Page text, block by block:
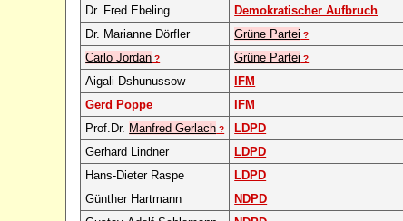
Dr. Fred Ebeling
Demokratischer Aufbruch
Dr. Marianne Dörfler
Grüne Partei ?
Carlo Jordan ? Grüne Partei ?
Aigali Dshunussow
IFM
Gerd Poppe
IFM
Prof.Dr. Manfred Gerlach ?
LDPD
Gerhard Lindner
LDPD
Hans-Dieter Raspe
LDPD
Günther Hartmann
NDPD